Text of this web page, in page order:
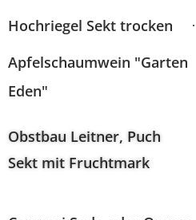
Hochriegel Sekt trocken
Apfelschaumwein "Garten
Eden"
Obstbau Leitner, Puch
Sekt mit Fruchtmark